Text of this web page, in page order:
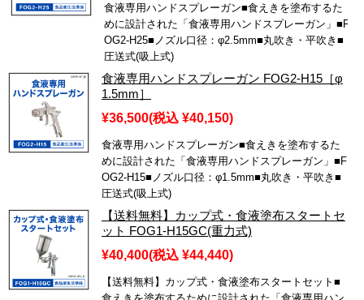
食液専用ハンドスプレーガン■食えきを塗布するた
めに設計された「食液専用ハンドスプレーガン」■F
OG2-H25■ノズル口径：φ2.5mm■丸吹き・平吹き■
圧送式(吸上式)
食液専用ハンドスプレーガン FOG2-H15［φ
1.5mm］
¥36,500(税込 ¥40,150)
食液専用ハンドスプレーガン■食えきを塗布するた
めに設計された「食液専用ハンドスプレーガン」■F
OG2-H15■ノズル口径：φ1.5mm■丸吹き・平吹き■
圧送式(吸上式)
【送料無料】カップ式・食液塗布スタートセ
ット FOG1-H15GC(重力式)
¥40,400(税込 ¥44,440)
【送料無料】カップ式・食液塗布スタートセット■